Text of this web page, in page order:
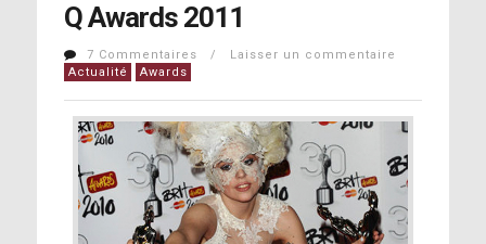
Q Awards 2011
7 Commentaires / Laisser un commentaire
Actualité
Awards